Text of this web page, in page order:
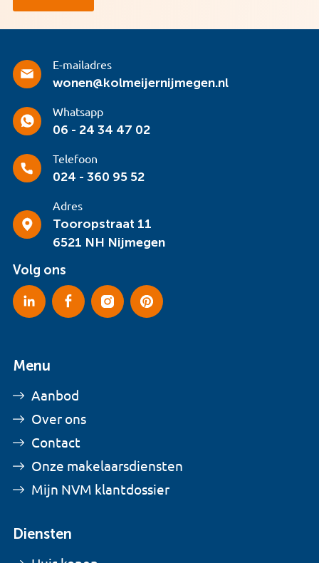
E-mailadres
wonen@kolmeijernijmegen.nl
Whatsapp
06 - 24 34 47 02
Telefoon
024 - 360 95 52
Adres
Tooropstraat 11
6521 NH Nijmegen
Volg ons
Menu
Aanbod
Over ons
Contact
Onze makelaarsdiensten
Mijn NVM klantdossier
Diensten